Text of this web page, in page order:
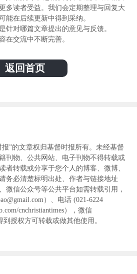
多读者受益。我们会定期整理与回复大
能在后续更新中得到采纳。
针对哪篇文章提出的意见与反馈。
在交流中不断完善。
返回首页
”的文章权归基督时报所有。未经基督
刊物、公共网站、电子刊物不得转载或
者转载或分享于您个人的博客、微博、
务必清楚标明出处、作者与链接地址
微信公众号等公共平台如需转载引用，
）、电话 (021-6224
cnchristiantimes），微信
到授权方可转载或做其他使用。